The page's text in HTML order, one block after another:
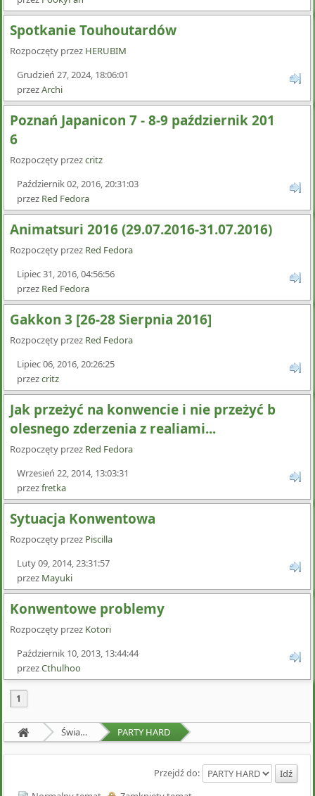
Spotkanie Touhoutardów
Rozpoczęty przez HERUBIM
Grudzień 27, 2024, 18:06:01
przezArchi
Poznań Japanicon 7 - 8-9 październik 201
6
Rozpoczęty przezcritz
Październik 02, 2016, 20:31:03
przez Red Fedora
Animatsuri 2016 (29.07.2016-31.07.2016)
Rozpoczęty przez Red Fedora
Lipiec 31, 2016, 04:56:56
przez Red Fedora
Gakkon 3 [26-28 Sierpnia 2016]
Rozpoczęty przez Red Fedora
Lipiec 06, 2016, 20:26:25
przezcritz
Jak przeżyć na konwencie i nie przeżyć b
olesnego zderzenia z realiami...
Rozpoczęty przez Red Fedora
Wrzesień 22, 2014, 13:03:31
przezfretka
Sytuacja Konwentowa
Rozpoczęty przez Piscilla
Luty 09, 2014, 23:31:57
przez Mayuki
Konwentowe problemy
Rozpoczęty przez Kotori
Październik 10, 2013, 13:44:44
przezCthulhoo
1
Świat Zewnętrzny PARTY HARD
Przejdź do: